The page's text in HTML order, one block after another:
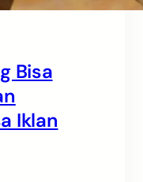
Bisa
Iklan